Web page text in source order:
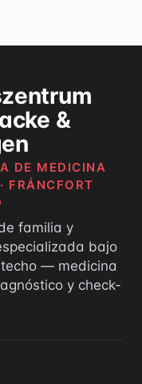
&
DE MEDICINA
FRÁNCFORT
familia y
bajo
— medicina
y check-